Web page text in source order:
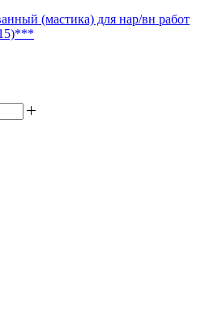
(мастика) для нар/вн работ